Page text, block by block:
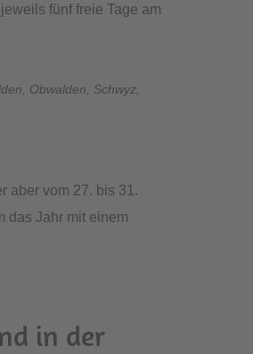
fünf freie Tage am
Obwalden, Schwyz,
aber vom 27. bis 31.
das Jahr mit einem
in der